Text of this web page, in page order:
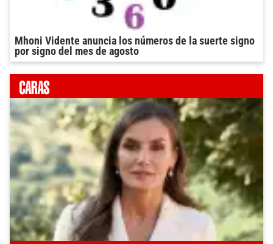
Mhoni Vidente anuncia los números de la suerte signo
por signo del mes de agosto